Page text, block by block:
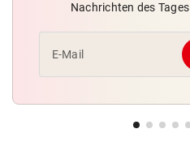
Nachrichten des Tages
E-Mail